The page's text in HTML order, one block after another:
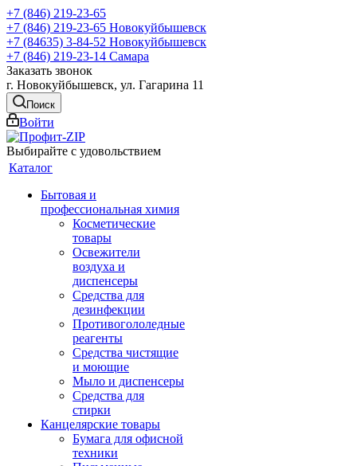
+7 (846) 219-23-65
+7 (846) 219-23-65 Новокуйбышевск
+7 (84635) 3-84-52 Новокуйбышевск
+7 (846) 219-23-14 Самара
Заказать звонок
г. Новокуйбышевск, ул. Гагарина 11
Поиск
Войти
Выбирайте с удовольствием
Каталог
Бытовая и
профессиональная химия
Косметические
товары
Освежители
воздуха и
диспенсеры
Средства для
дезинфекции
Противогололедные
реагенты
Средства чистящие
и моющие
Мыло и диспенсеры
Средства для
стирки
Канцелярские товары
Бумага для офисной
техники